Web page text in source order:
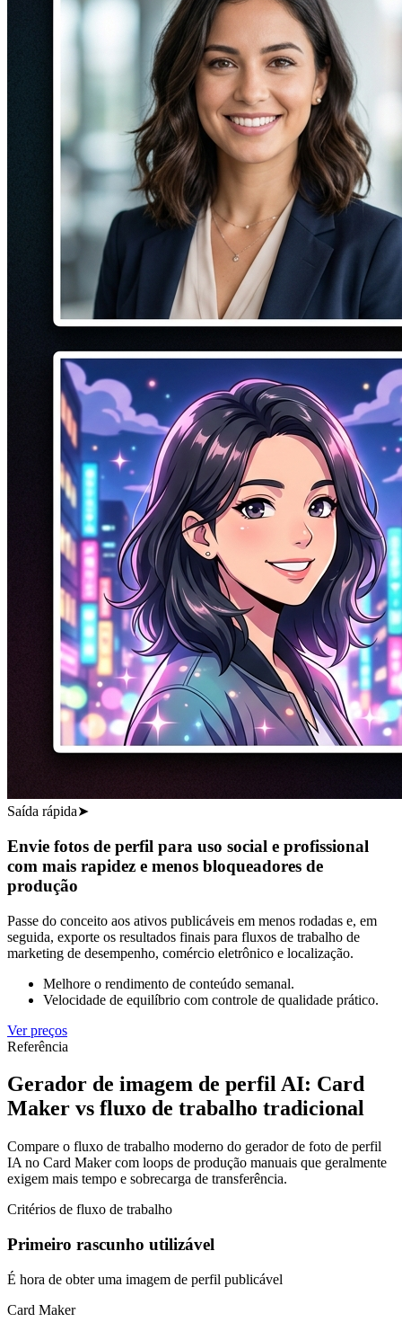
Saída rápida➤
Envie fotos de perfil para uso social e profissional
com mais rapidez e menos bloqueadores de
produção
Passe do conceito aos ativos publicáveis em menos rodadas e, em
seguida, exporte os resultados finais para fluxos de trabalho de
marketing de desempenho, comércio eletrônico e localização.
Melhore o rendimento de conteúdo semanal.
Velocidade de equilíbrio com controle de qualidade prático.
Ver preços
Referência
Gerador de imagem de perfil AI: Card
Maker vs fluxo de trabalho tradicional
Compare o fluxo de trabalho moderno do gerador de foto de perfil
IA no Card Maker com loops de produção manuais que geralmente
exigem mais tempo e sobrecarga de transferência.
Critérios de fluxo de trabalho
Primeiro rascunho utilizável
É hora de obter uma imagem de perfil publicável
Card Maker